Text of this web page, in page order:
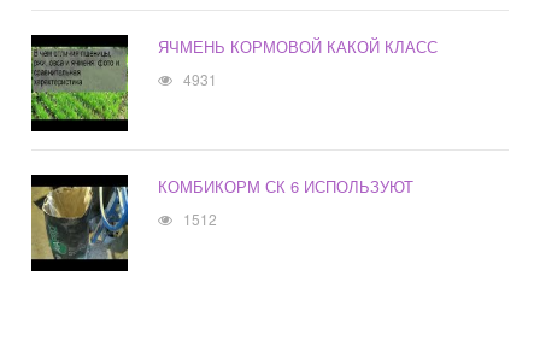
ЯЧМЕНЬ КОРМОВОЙ КАКОЙ КЛАСС
4931
КОМБИКОРМ СК 6 ИСПОЛЬЗУЮТ
1512